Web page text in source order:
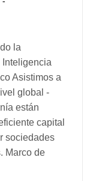
la
Asistimos a
global -
están
capital
sociedades
Marco de